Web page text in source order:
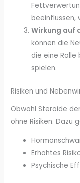
beeinflussen,
Wirkung auf
können die
die eine
spielen.
Risiken und
Obwohl Steroide
ohne Risiken. Dazu
Erhöhtes
Psychische